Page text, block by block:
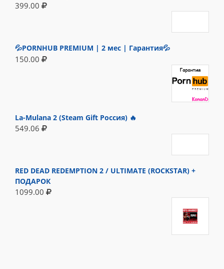
399.00
💦PORNHUB PREMIUM | 2 мес | Гарантия💦
150.00
La-Mulana 2 (Steam Gift Россия) 🔥
549.06
RED DEAD REDEMPTION 2 / ULTIMATE (ROCKSTAR) +
ПОДАРОК
1099.00